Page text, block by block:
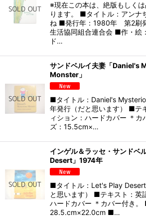
※現在この本は、絶版もしく
ります。 ■タイトル：アンナ
ね ■発行年：1980年 第2刷
生活協同組合連合会 ■作・絵
ド…
サンドベルイ夫妻「Daniel's
Monster」
■タイトル：Daniel's
年発行（だと思います） ■テ
ィション：ハードカバー ＊
ズ：15.5cm×…
インゲル＆ラッセ・サンドベ
Desert」1974年
■タイトル：Let's Play
と思います） ■テキスト：英
ハードカバー ＊カバー付き。
28.5.cm×22.0cm ■…